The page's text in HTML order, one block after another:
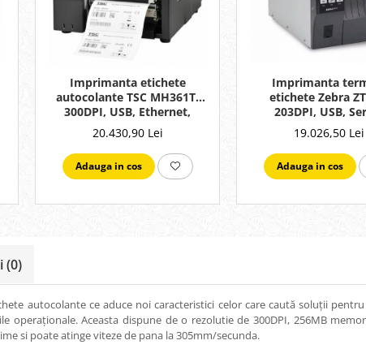
Imprimanta etichete
autocolante TSC MH361T,
300DPI, USB, Ethernet,
Serial
20.430,90 Lei
Adauga in cos
Imprimanta
etichete Zebra
203DPI, USB,
Ethernet,
19.026,50 Lei
Adauga in cos
(0)
autocolante ce aduce noi caracteristici celor care caută soluții
operaționale. Aceasta dispune de o rezolutie de 300DPI, 256MB
si poate atinge viteze de pana la 305mm/secunda.